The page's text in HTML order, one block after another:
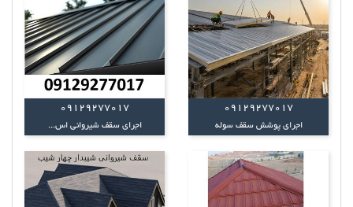
09129277017
اجرای پوشش سقف سوله
09129277017
اجرای سقف شیروانی اس...